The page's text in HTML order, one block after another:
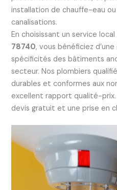
installation de chauffe-eau
canalisations.
En choisissant un service local
78740, vous bénéficiez
spécificités des bâtiments
secteur. Nos plombiers
durables et conformes aux
excellent rapport qualité-
devis gratuit et une prise en